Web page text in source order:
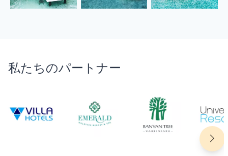
私たちのパートナー